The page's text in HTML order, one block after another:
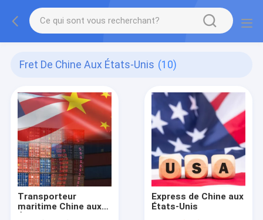
Fret De Chine Aux États-Unis (10)
Transporteur
maritime Chine aux
Express de Chine aux
États-Unis